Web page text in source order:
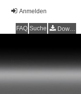
Anmelden
FAQ Suche Downloads